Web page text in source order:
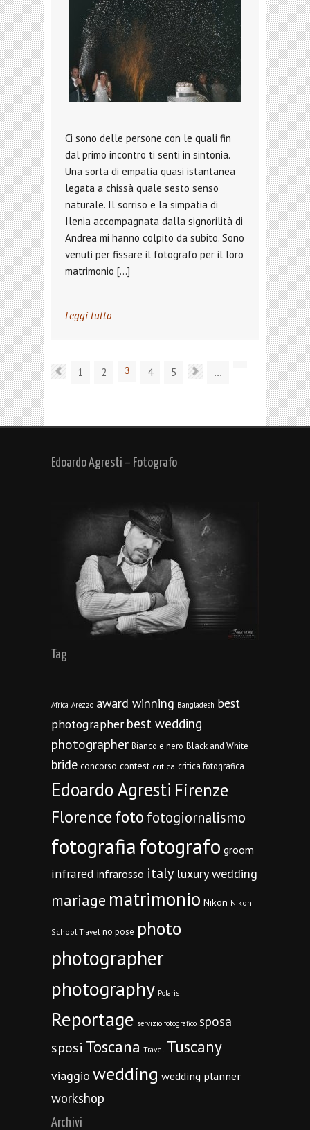
Ci sono delle persone con le quali fin
dal primo incontro ti senti in sintonia.
Una sorta di empatia quasi istantanea
legata a chissà quale sesto senso
naturale. Il sorriso e la simpatia di
Ilenia accompagnata dalla signorilità di
Andrea mi hanno colpito da subito. Sono
venuti per fissare il fotografo per il loro
matrimonio […]
Leggi tutto
1 2 3 4 5 ...
Edoardo Agresti – Fotografo
Tag
Africa Arezzo award winning Bangladesh best
photographer best wedding
photographer Bianco e nero Black and White
bride concorso contest critica critica fotografica
Edoardo Agresti Firenze
Florencefoto fotogiornalismo
fotografiafotografo groom
infrared infrarosso italy luxury wedding
mariage matrimonio Nikon Nikon
School Travel no pose photo
photographer
photography Polaris
Reportage servizio fotografico sposa
sposi Toscana Travel Tuscany
viaggio wedding wedding planner
workshop
Archivi